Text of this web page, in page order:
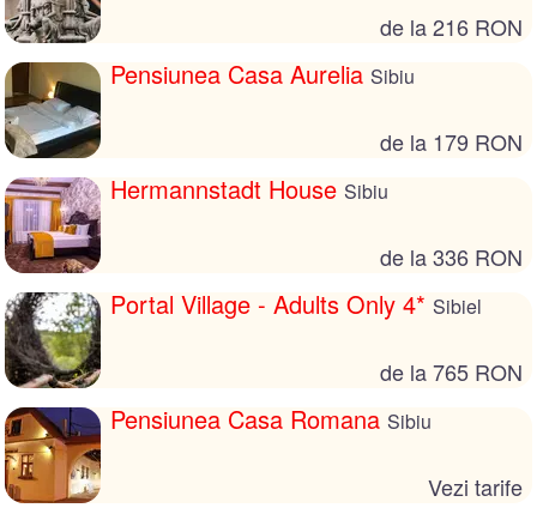
de la 216 RON
Pensiunea Casa Aurelia Sibiu
de la 179 RON
Hermannstadt House Sibiu
de la 336 RON
Portal Village - Adults Only 4* Sibiel
de la 765 RON
Pensiunea Casa Romana Sibiu
Vezi tarife